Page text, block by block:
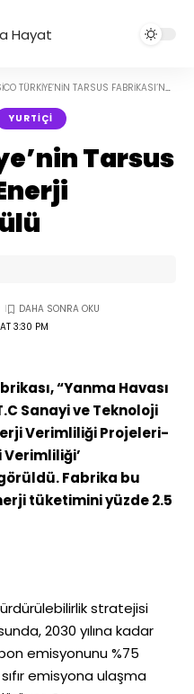
TÜRKIYE’NIN TARSUS FABRIKASI’NA ‘ENERJI VERIMLILIĞI’ ÖDÜLÜ
YURTIÇI
Tarsus
3:30 PM
“Yanma Havası
Sanayi ve Teknoloji
Verimliliği Projeleri-
Verimliliği’
Fabrika bu
tüketimini yüzde 2.5
stratejisi
2030 yılına kadar
emisyonunu %75
emisyona ulaşma